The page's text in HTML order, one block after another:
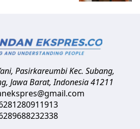
Pasirkareumbi Kec. Subang,
Jawa Barat,Indonesia41211